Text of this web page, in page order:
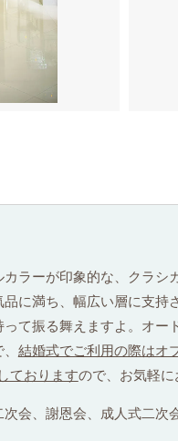
ラーが印象的な、クラシ
に満ち、幅広い層に支
て振る舞えますよ。オー
結婚式でご利用の際はオ
ておりますので、お気軽に
会、謝恩会、成人式二次